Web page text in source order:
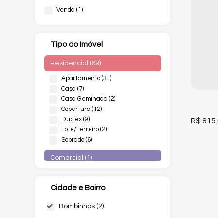
Venda (1)
Tipo do Imóvel
Residencial (69)
Apartamento (31)
Casa (7)
Casa Geminada (2)
Cobertura (12)
Duplex (9)
Lote/Terreno (2)
Sobrado (6)
Comercial (1)
Cidade e Bairro
Bombinhas (2)
R$